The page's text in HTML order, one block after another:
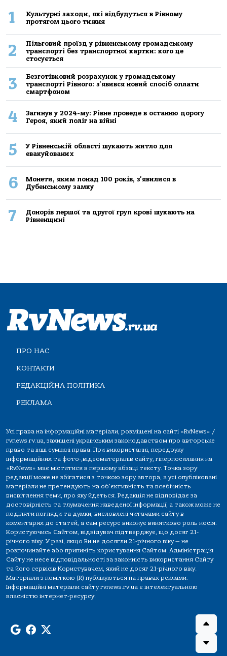
1
Культурні заходи, які відбудуться в Рівному
протягом цього тижня
2
Пільговий проїзд у рівненському громадському
транспорті без транспортної картки: кого це
стосується
3
Безготівковий розрахунок у громадському
транспорті Рівного: з'явився новий спосіб оплати
смартфоном
4
Загинув у 2024-му: Рівне проведе в останню дорогу
Героя, який поліг на війні
5
У Рівненській області шукають житло для
евакуйованих
6
Монети, яким понад 100 років, з'явилися в
Дубенському замку
7
Донорів першої та другої груп крові шукають на
Рівненщині
ПРО НАС
КОНТАКТИ
РЕДАКЦІЙНА ПОЛІТИКА
РЕКЛАМА
Усі права на інформаційні матеріали, розміщені на сайті «RvNews» /
rvnews.rv.ua, захищені українським законодавством про авторське
право та інші суміжні права. При використанні, передруку
інформаційних та фото-,відеоматеріалів сайту, гіперпосилання на
«RvNews» має міститися в першому абзаці тексту. Точка зору
редакції може не збігатися з точкою зору автора, а усі опубліковані
матеріали не претендують на об'єктивність та всебічність
висвітлення теми, про яку йдеться. Редакція не відповідає за
достовірність та тлумачення наведеної інформації, а також може не
поділяти погляди та думки, висловлені читачами сайту в
коментарях до статей, а сам ресурс виконує винятково роль носія.
Користуючись Сайтом, відвідувач підтверджує, що досяг 21-
річного віку. У разі, якщо Ви не досягли 21-річного віку — не
розпочинайте або припиніть користування Сайтом. Адміністрація
Сайту не несе відповідальності за законність використання Сайту
та його сервісів Користувачем, який не досяг 21-річного віку.
Матеріали з поміткою (R) публікуються на правах реклами.
Інформаційні матеріали сайту rvnews.rv.ua є інтелектуальною
власністю інтернет-ресурсу.